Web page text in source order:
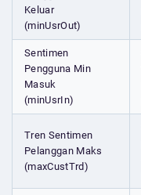
Keluar
(minUsrOut)
Sentimen
Pengguna Min
Masuk
(minUsrIn)
Tren Sentimen
Pelanggan Maks
(maxCustTrd)